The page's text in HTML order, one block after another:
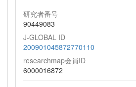
研究者番号
90449083
J-GLOBAL ID
200901045872770110
researchmap会員ID
6000016872